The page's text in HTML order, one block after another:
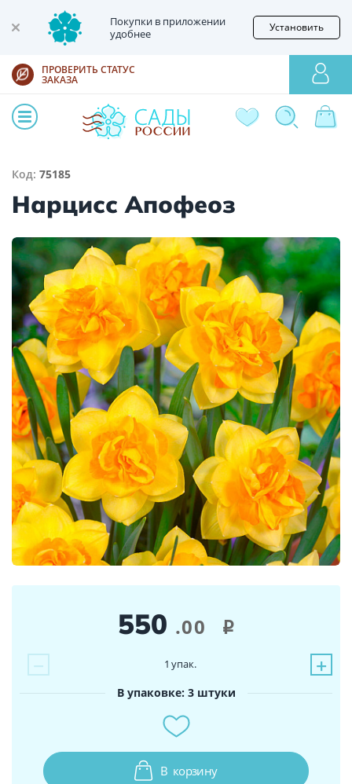
Покупки в приложении
удобнее
Установить
ПРОВЕРИТЬ СТАТУС
ЗАКАЗА
Код: 75185
Нарцисс Апофеоз
550 .00 i
− +
1 упак.
В упаковке: 3 штуки
В корзину